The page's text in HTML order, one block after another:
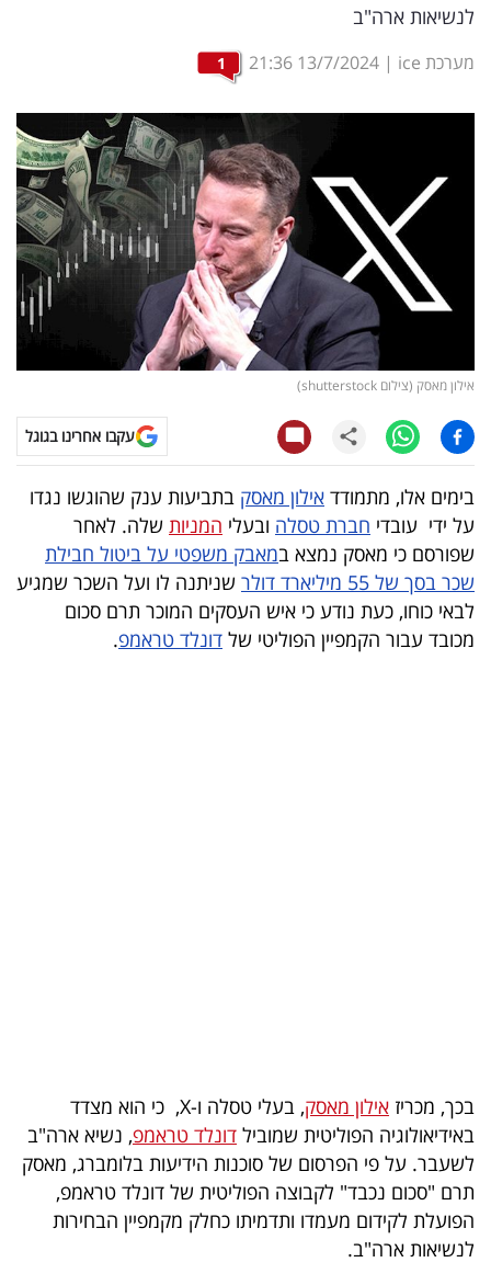
משפט
מדדים
ומחקרים
רכילות
עסקית
קריפטו
טלוויזיה
עסקי
ספורט
קריירה
ולימודים
מינויים
פודקאסט
40
UNDER
40
לנשיאות ארה"ב
מערכת ice |
13/7/2024
21:36
1
אילון מאסק (צילום shutterstock)
עקבו אחרינו בגוגל
בימים אלו, מתמודד אילון מאסק בתביעות ענק שהוגשו נגדו
על ידי עובדי חברת טסלה ובעלי המניות שלה. לאחר
שפורסם כי מאסק נמצא במאבק משפטי על ביטול חבילת
שכר בסך של 55 מיליארד דולר
שניתנה לו ועל השכר שמגיע
לבאי כוחו, כעת נודע כי איש העסקים המוכר תרם סכום
מכובד עבור הקמפיין הפוליטי של דונלד טראמפ.
בכך, מכריז אילון מאסק
, בעלי טסלה ו-X, כי הוא מצדד
באידיאולוגיה הפוליטית שמוביל דונלד טראמפ, נשיא ארה"ב
לשעבר. על פי הפרסום של סוכנות הידיעות בלומברג, מאסק
תרם "סכום נכבד" לקבוצה הפוליטית של דונלד טראמפ,
הפועלת לקידום מעמדו ותדמיתו כחלק מקמפיין הבחירות
לנשיאות ארה"ב.